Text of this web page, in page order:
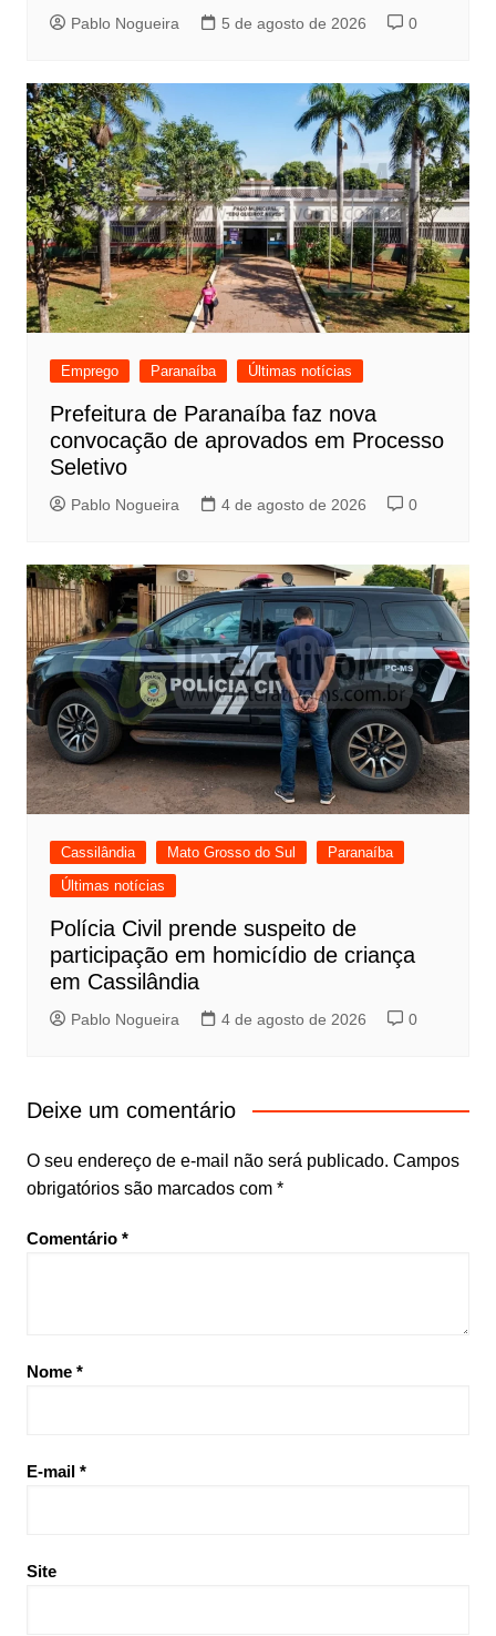
Pablo Nogueira 5 de agosto de 2026 0
Emprego Paranaíba Últimas notícias
Prefeitura de Paranaíba faz nova
convocação de aprovados em Processo
Seletivo
Pablo Nogueira 4 de agosto de 2026 0
Cassilândia Mato Grosso do Sul
Paranaíba
Últimas notícias
Polícia Civil prende suspeito de
participação em homicídio de criança
em Cassilândia
Pablo Nogueira 4 de agosto de 2026 0
Deixe um comentário
O seu endereço de e-mail não será publicado. Campos
obrigatórios são marcados com *
Comentário *
Nome *
E-mail *
Site